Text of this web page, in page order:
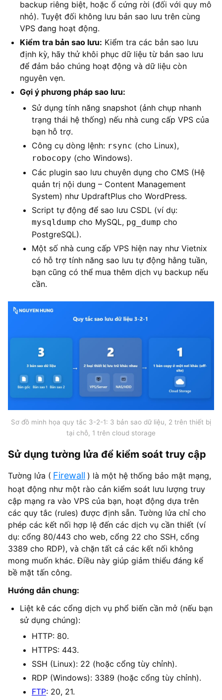
backup riêng biệt, hoặc ổ cứng rời (đối với quy mô
nhỏ). Tuyệt đối không lưu bản sao lưu trên cùng
VPS đang hoạt động.
Kiểm tra bản sao lưu: Kiểm tra các bản sao lưu
định kỳ, hãy thử khôi phục dữ liệu từ bản sao lưu
để đảm bảo chúng hoạt động và dữ liệu còn
nguyên vẹn.
Gợi ý phương pháp sao lưu:
Sử dụng tính năng snapshot (ảnh chụp nhanh
trạng thái hệ thống) nếu nhà cung cấp VPS của
bạn hỗ trợ.
Công cụ dòng lệnh: rsync (cho Linux),
robocopy (cho Windows).
Các plugin sao lưu chuyên dụng cho CMS (Hệ
quản trị nội dung – Content Management
System) như UpdraftPlus cho WordPress.
Script tự động để sao lưu CSDL (ví dụ:
mysqldump cho MySQL, pg_dump cho
PostgreSQL).
Một số nhà cung cấp VPS hiện nay như Vietnix
có hỗ trợ tính năng sao lưu tự động hằng tuần,
bạn cũng có thể mua thêm dịch vụ backup nếu
cần.
Sơ đồ minh họa quy tắc 3-2-1: 3 bản sao dữ liệu, 2 trên thiết bị
tại chỗ, 1 trên cloud storage
Sử dụng tường lửa để kiểm soát truy cập
Tường lửa ( Firewall ) là một hệ thống bảo mật mạng,
hoạt động như một rào cản kiểm soát lưu lượng truy
cập mạng ra vào VPS của bạn, hoạt động dựa trên
các quy tắc (rules) được định sẵn. Tường lửa chỉ cho
phép các kết nối hợp lệ đến các dịch vụ cần thiết (ví
dụ: cổng 80/443 cho web, cổng 22 cho SSH, cổng
3389 cho RDP), và chặn tất cả các kết nối không
mong muốn khác. Điều này giúp giảm thiểu đáng kể
bề mặt tấn công.
Hướng dẫn chung:
Liệt kê các cổng dịch vụ phổ biến cần mở (nếu bạn
sử dụng chúng):
HTTP: 80.
HTTPS: 443.
SSH (Linux): 22 (hoặc cổng tùy chỉnh).
RDP (Windows): 3389 (hoặc cổng tùy chỉnh).
FTP: 20, 21.